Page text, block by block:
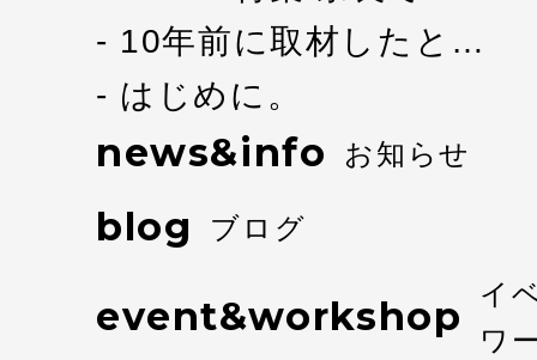
10年前に取材したと…
はじめに。
news&info お知らせ
blog ブログ
event&workshop
イ
ワ